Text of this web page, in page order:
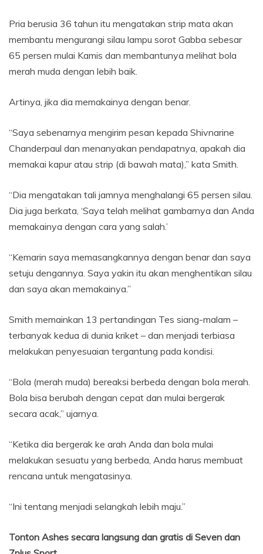
Pria berusia 36 tahun itu mengatakan strip mata akan
membantu mengurangi silau lampu sorot Gabba sebesar
65 persen mulai Kamis dan membantunya melihat bola
merah muda dengan lebih baik.
Artinya, jika dia memakainya dengan benar.
“Saya sebenarnya mengirim pesan kepada Shivnarine
Chanderpaul dan menanyakan pendapatnya, apakah dia
memakai kapur atau strip (di bawah mata),” kata Smith.
“Dia mengatakan tali jamnya menghalangi 65 persen silau.
Dia juga berkata, ‘Saya telah melihat gambarnya dan Anda
memakainya dengan cara yang salah.’
“Kemarin saya memasangkannya dengan benar dan saya
setuju dengannya. Saya yakin itu akan menghentikan silau
dan saya akan memakainya.”
Smith memainkan 13 pertandingan Tes siang-malam –
terbanyak kedua di dunia kriket – dan menjadi terbiasa
melakukan penyesuaian tergantung pada kondisi.
“Bola (merah muda) bereaksi berbeda dengan bola merah.
Bola bisa berubah dengan cepat dan mulai bergerak
secara acak,” ujarnya.
“Ketika dia bergerak ke arah Anda dan bola mulai
melakukan sesuatu yang berbeda, Anda harus membuat
rencana untuk mengatasinya.
“Ini tentang menjadi selangkah lebih maju.”
Tonton Ashes secara langsung dan gratis di Seven dan